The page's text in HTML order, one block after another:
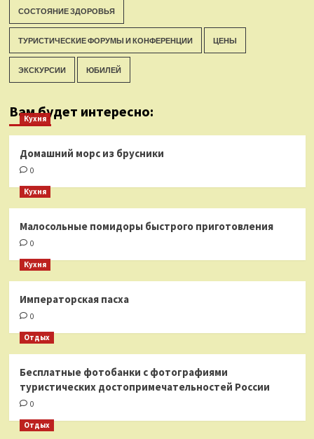
СОСТОЯНИЕ ЗДОРОВЬЯ
ТУРИСТИЧЕСКИЕ ФОРУМЫ И КОНФЕРЕНЦИИ ЦЕНЫ
ЭКСКУРСИИ ЮБИЛЕЙ
Вам будет интересно:
Кухня
Домашний морс из брусники
0
Кухня
Малосольные помидоры быстрого приготовления
0
Кухня
Императорская пасха
0
Отдых
Бесплатные фотобанки с фотографиями
туристических достопримечательностей России
0
Отдых